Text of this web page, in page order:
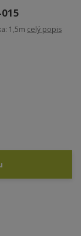
015
1,5m celý popis